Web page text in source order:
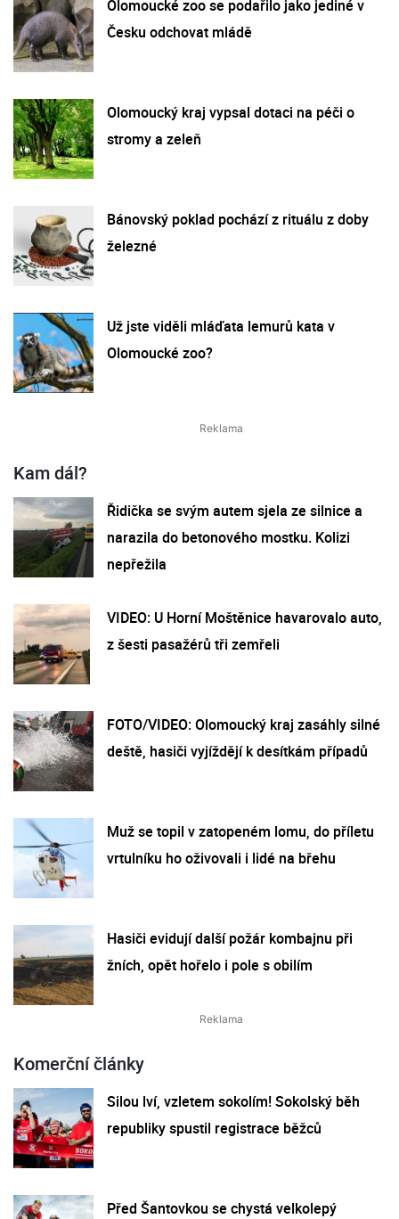
Olomoucké zoo se podařilo jako jediné v
Česku odchovat mládě
Olomoucký kraj vypsal dotaci na péči o
stromy a zeleň
Bánovský poklad pochází z rituálu z doby
železné
Už jste viděli mláďata lemurů kata v
Olomoucké zoo?
Kam dál?
Řidička se svým autem sjela ze silnice a
narazila do betonového mostku. Kolizi
nepřežila
VIDEO: U Horní Moštěnice havarovalo auto,
z šesti pasažérů tři zemřeli
FOTO/VIDEO: Olomoucký kraj zasáhly silné
deště, hasiči vyjíždějí k desítkám případů
Muž se topil v zatopeném lomu, do příletu
vrtulníku ho oživovali i lidé na břehu
Hasiči evidují další požár kombajnu při
žních, opět hořelo i pole s obilím
Komerční články
Silou lví, vzletem sokolím! Sokolský běh
republiky spustil registrace běžců
Před Šantovkou se chystá velkolepý